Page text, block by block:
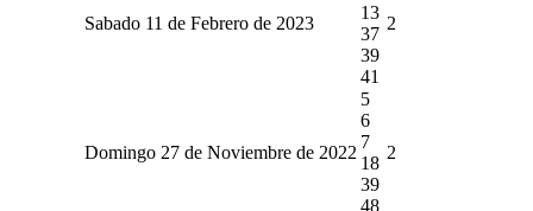
Sabado 11 de Febrero de 2023
13
37
39
41
2
Domingo 27 de Noviembre de 2022
5
6
7
18
39
48
2